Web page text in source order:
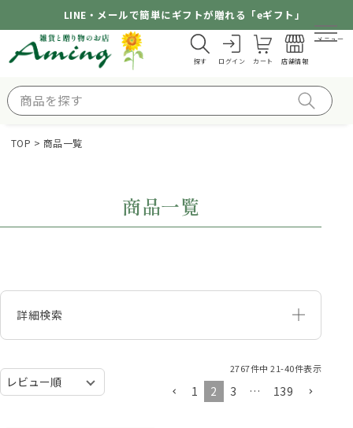
LINE・メールで簡単にギフトが贈れる「eギフト」
探す ログイン カート 店舗情報
メニュー
TOP 商品一覧
商品一覧
詳細検索
2767件中 21-40件表示
1 2 3 … 139